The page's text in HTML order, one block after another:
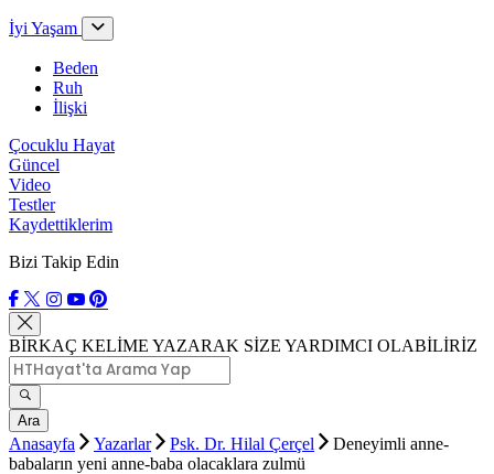
İyi Yaşam
Beden
Ruh
İlişki
Çocuklu Hayat
Güncel
Video
Testler
Kaydettiklerim
Bizi Takip Edin
BİRKAÇ KELİME YAZARAK SİZE YARDIMCI OLABİLİRİZ
Ara
Anasayfa Yazarlar Psk. Dr. Hilal Çerçel
Deneyimli anne-
babaların yeni anne-baba olacaklara zulmü